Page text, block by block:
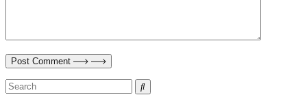
Post Comment